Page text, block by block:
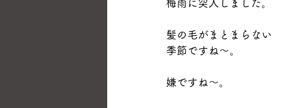
梅雨に突入しました。
髪の毛がまとまらない
季節ですね～。
嫌ですね～。